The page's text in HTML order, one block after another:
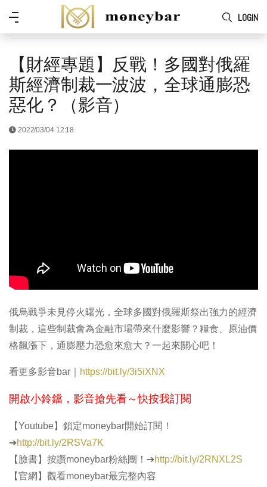
Skip to main content
LOGIN
功
【財經專題】反戰！多國對俄羅
斯經濟制裁一波波，全球通膨恐
惡化？（影音）
2022/03/04 12:18
俄烏戰爭未見停火曙光，全球多國對俄羅斯祭出強力的經濟
制裁，這些制裁會為金融市場帶來什麼影響？糧食、原油價
格飆漲下，通膨壓力恐愈來愈大？一起來關心吧！
看更多影音bar｜ https://bit.ly/3i5iXNX
開啟小鈴鐺，影音搶先看～快按我訂閱​
【Youtube】鎖定moneybar開始訂閱！
➔http://bit.ly/2RSVa7K
【臉書】按讚moneybar粉絲團！➔http://bit.ly/2RNXL2S
【官網】觀看moneybar最完整內容